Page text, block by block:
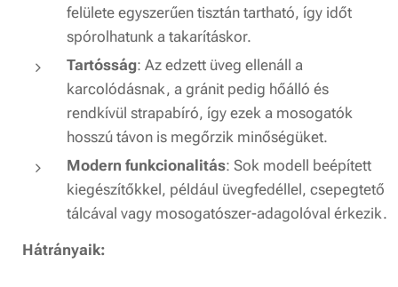
felülete egyszerűen tisztán tartható, így időt
spórolhatunk a takarításkor.
Tartósság: Az edzett üveg ellenáll a
karcolódásnak, a gránit pedig hőálló és
rendkívül strapabíró, így ezek a mosogatók
hosszú távon is megőrzik minőségüket.
Modern funkcionalitás: Sok modell beépített
kiegészítőkkel, például üvegfedéllel, csepegtető
tálcával vagy mosogatószer-adagolóval érkezik.
Hátrányaik: